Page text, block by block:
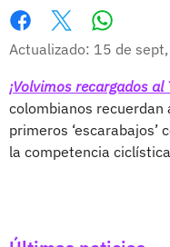
Facebook
X
Actualizado: 15 de
¡Volvimos recargados
colombianos recuerdan
primeros
la competencia